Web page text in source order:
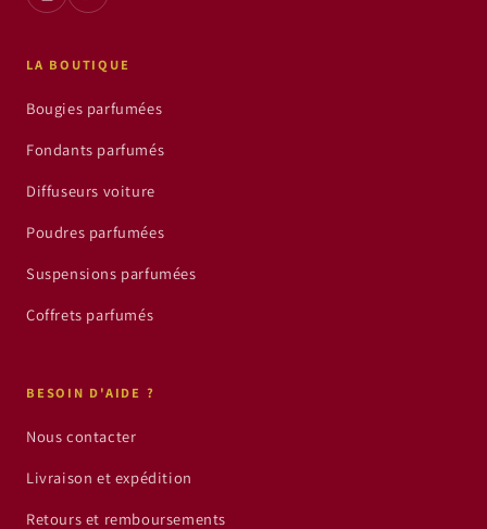
LA BOUTIQUE
Bougies parfumées
Fondants parfumés
Diffuseurs voiture
Poudres parfumées
Suspensions parfumées
Coffrets parfumés
BESOIN D'AIDE ?
Nous contacter
Livraison et expédition
Retours et remboursements